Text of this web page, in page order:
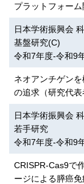
プラットフォーム
日本学術振興会
基盤研究(C)
令和7年度-令和9
ネオアンチゲン
の追求（研究代表
日本学術振興会
若手研究
令和7年度-令和9
CRISPR-Cas9で
ージによる膵癌免